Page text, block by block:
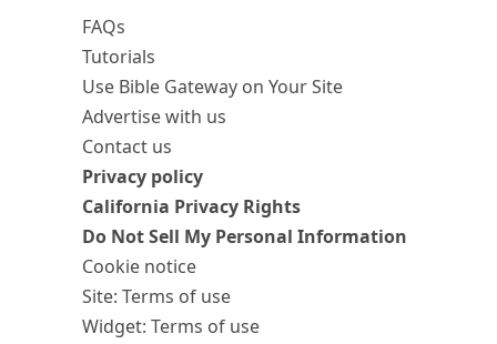
FAQs
Tutorials
Use Bible Gateway on Your Site
Advertise with us
Contact us
Privacy policy
California Privacy Rights
Do Not Sell My Personal Information
Cookie notice
Site: Terms of use
Widget: Terms of use